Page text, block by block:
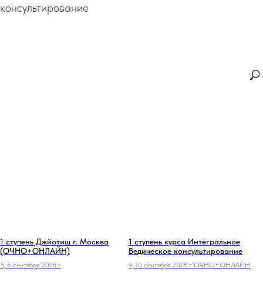
консультирование
1 ступень Джйотиш г. Москва
(ОЧНО+ОНЛАЙН)
5, 6 сентября 2026 г.
1 ступень курса Интегральное
Ведическое консультирование
9, 10 сентября 2026 г. ОЧНО+ОНЛАЙН